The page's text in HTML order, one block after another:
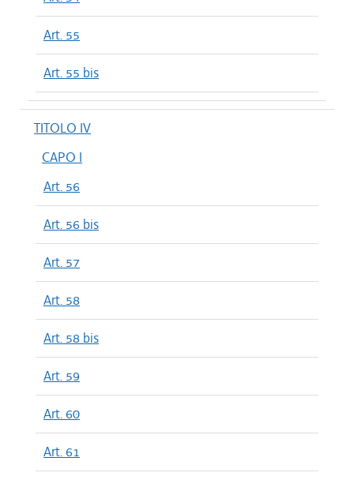
Art. 55
Art. 55 bis
TITOLO IV
CAPO I
Art. 56
Art. 56 bis
Art. 57
Art. 58
Art. 58 bis
Art. 59
Art. 60
Art. 61